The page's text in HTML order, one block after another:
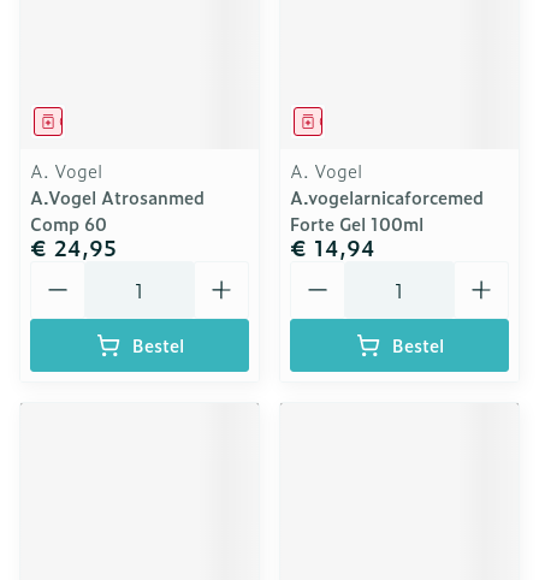
Geneesmiddel
A. Vogel
A.Vogel Atrosanmed
Comp 60
€ 24,95
Bestel
Geneesmiddel
A. Vogel
A.vogelarnicaforcemed
Forte Gel 100ml
€ 14,94
Bestel